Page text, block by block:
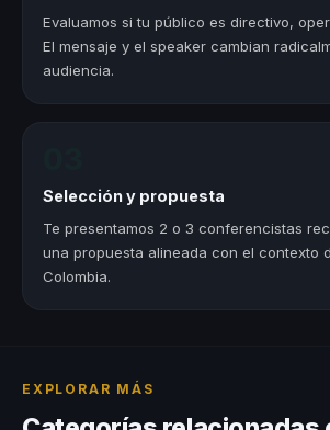
Evaluamos si tu público es directivo,
El mensaje y el speaker cambian
audiencia.
Selección y propuesta
Te presentamos 2 o 3 conferencistas
una propuesta alineada con el contexto
Colombia.
EXPLORAR MÁS